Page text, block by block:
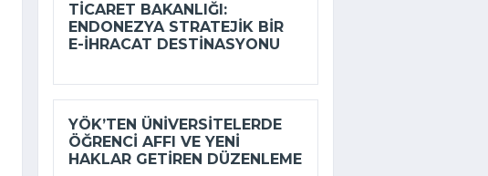
TICARET BAKANLIĞI:
ENDONEZYA STRATEJIK BIR
E-İHRACAT DESTINASYONU
YÖK’TEN ÜNIVERSITELERDE
ÖĞRENCI AFFI VE YENI
HAKLAR GETIREN DÜZENLEME